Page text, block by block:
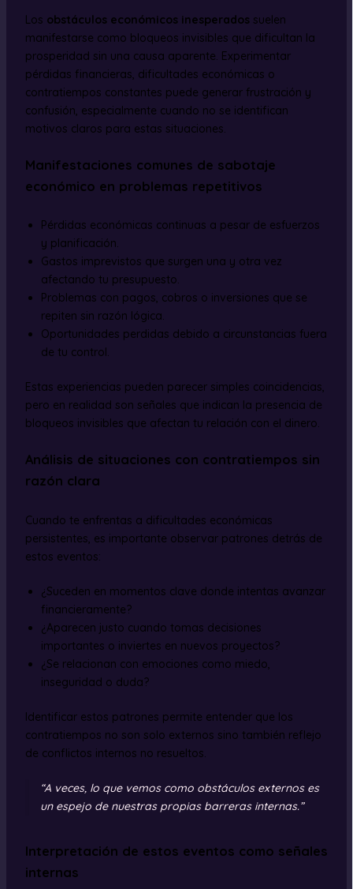
Los obstáculos económicos inesperadossuelen
manifestarse como bloqueos invisibles que dificultan la
prosperidad sin una causa aparente. Experimentar
pérdidas financieras, dificultades económicas o
contratiempos constantes puede generar frustración y
confusión, especialmente cuando no se identifican
motivos claros para estas situaciones.
Manifestaciones comunes de sabotaje
económico en problemas repetitivos
Pérdidas económicas continuas a pesar de esfuerzos
y planificación.
Gastos imprevistos que surgen una y otra vez
afectando tu presupuesto.
Problemas con pagos, cobros o inversiones que se
repiten sin razón lógica.
Oportunidades perdidas debido a circunstancias fuera
de tu control.
Estas experiencias pueden parecer simples coincidencias,
pero en realidad son señales que indican la presencia de
bloqueos invisibles que afectan tu relación con el dinero.
Análisis de situaciones con contratiempos sin
razón clara
Cuando te enfrentas a dificultades económicas
persistentes, es importante observar patrones detrás de
estos eventos:
¿Suceden en momentos clave donde intentas avanzar
financieramente?
¿Aparecen justo cuando tomas decisiones
importantes o inviertes en nuevos proyectos?
¿Se relacionan con emociones como miedo,
inseguridad o duda?
Identificar estos patrones permite entender que los
contratiempos no son solo externos sino también reflejo
de conflictos internos no resueltos.
“A veces, lo que vemos como obstáculos externos es
un espejo de nuestras propias barreras internas.”
Interpretación de estos eventos como señales
internas